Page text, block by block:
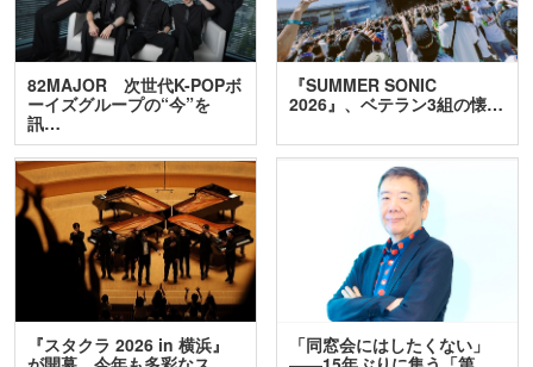
82MAJOR 次世代K-POPボ
ーイズグループの“今”を
訊…
『SUMMER SONIC
2026』、ベテラン3組の懐…
『スタクラ 2026 in 横浜』
「同窓会にはしたくない」